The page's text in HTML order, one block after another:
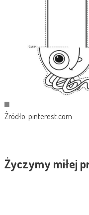
Źródło: pinterest.com
Życzymy miłej